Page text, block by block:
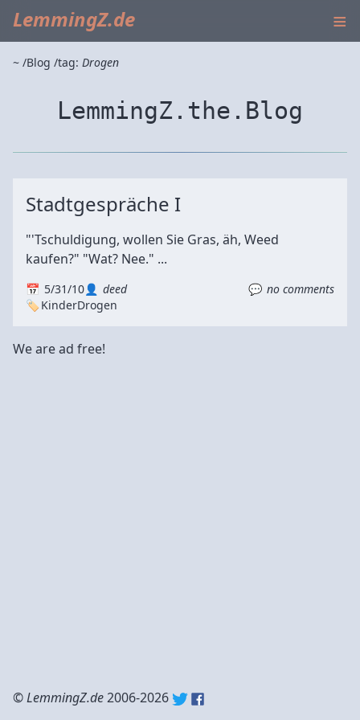
LemmingZ.de ≡
~ Blog tag: Drogen
LemmingZ.the.Blog
Stadtgespräche I
"'Tschuldigung, wollen Sie Gras, äh, Weed
kaufen?" "Wat? Nee." ...
5/31/10 deed
no comments
KinderDrogen
We are ad free!
©LemmingZ.de2006-2026